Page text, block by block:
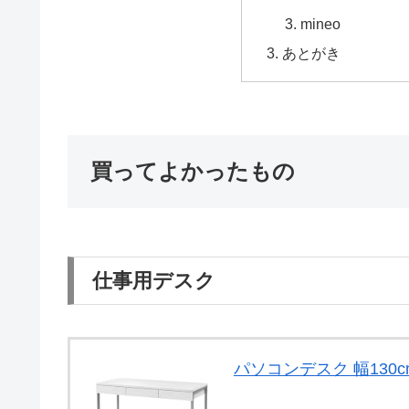
mineo
あとがき
買ってよかったもの
仕事用デスク
パソコンデスク 幅